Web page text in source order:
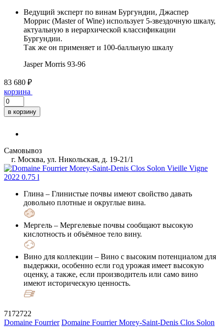
Ведущий эксперт по винам Бургундии, Джаспер
Моррис (Master of Wine) использует 5-звездочную шкалу,
актуальную в иерархической классификации
Бургундии.
Так же он применяет и 100-балльную шкалу
Jasper Morris 93-96
83 680 ₽
корзина
в корзину
Самовывоз
г. Москва, ул. Никольская, д. 19-21/1
Глина – Глинистые почвы имеют свойство давать
довольно плотные и округлые вина.
Мергель – Мергелевые почвы сообщают высокую
кислотность и объёмное тело вину.
Вино для коллекции – Вино с высоким потенциалом для
выдержки, особенно если год урожая имеет высокую
оценку, а также, если производитель или само вино
имеют историческую ценность.
7172722
Domaine Fourrier Domaine Fourrier Morey-Saint-Denis Clos Solon